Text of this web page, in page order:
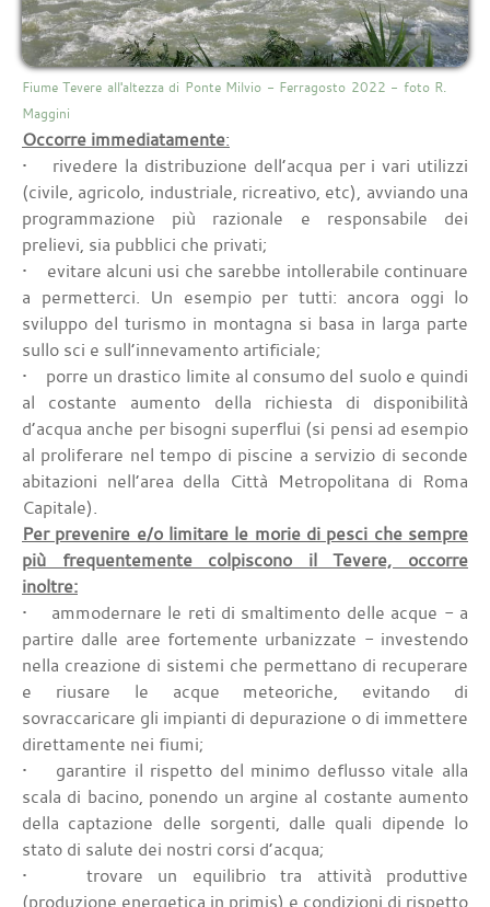
Fiume Tevere all'altezza di Ponte Milvio - Ferragosto 2022 - foto R.
Maggini
Occorre immediatamente:
• rivedere la distribuzione dell’acqua per i vari utilizzi
(civile, agricolo, industriale, ricreativo, etc), avviando una
programmazione più razionale e responsabile dei
prelievi, sia pubblici che privati;
• evitare alcuni usi che sarebbe intollerabile continuare
a permetterci. Un esempio per tutti: ancora oggi lo
sviluppo del turismo in montagna si basa in larga parte
sullo sci e sull’innevamento artificiale;
• porre un drastico limite al consumo del suolo e quindi
al costante aumento della richiesta di disponibilità
d’acqua anche per bisogni superflui (si pensi ad esempio
al proliferare nel tempo di piscine a servizio di seconde
abitazioni nell’area della Città Metropolitana di Roma
Capitale).
Per prevenire e/o limitare le morie di pesci che sempre
più frequentemente colpiscono il Tevere, occorre
inoltre:
• ammodernare le reti di smaltimento delle acque - a
partire dalle aree fortemente urbanizzate - investendo
nella creazione di sistemi che permettano di recuperare
e riusare le acque meteoriche, evitando di
sovraccaricare gli impianti di depurazione o di immettere
direttamente nei fiumi;
• garantire il rispetto del minimo deflusso vitale alla
scala di bacino, ponendo un argine al costante aumento
della captazione delle sorgenti, dalle quali dipende lo
stato di salute dei nostri corsi d’acqua;
• trovare un equilibrio tra attività produttive
(produzione energetica in primis) e condizioni di rispetto